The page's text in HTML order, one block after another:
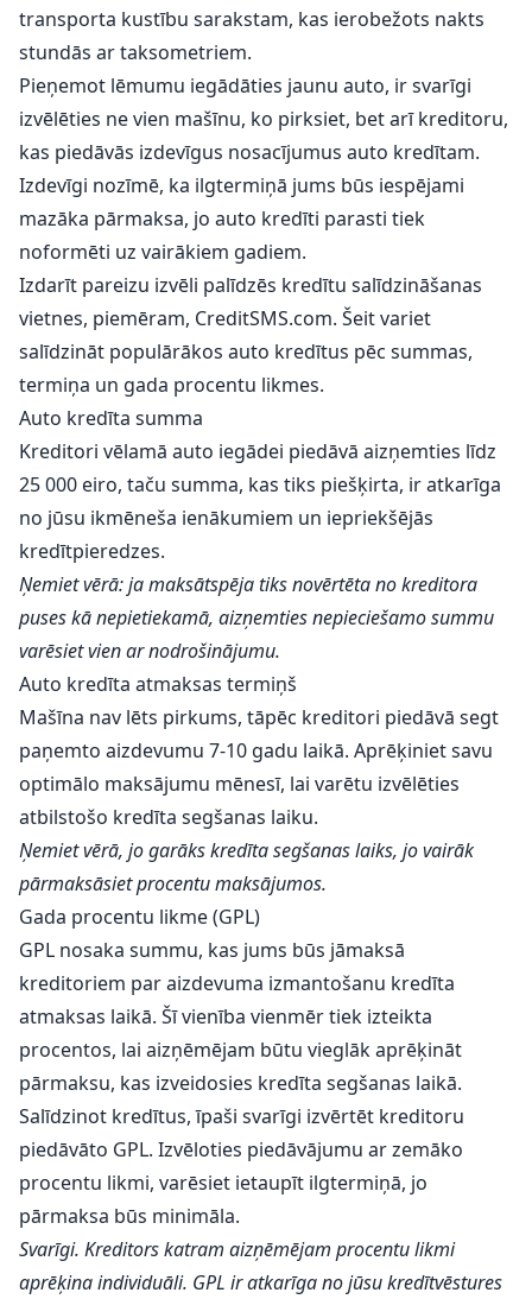
transporta kustību sarakstam, kas ierobežots nakts
stundās ar taksometriem.
Pieņemot lēmumu iegādāties jaunu auto, ir svarīgi
izvēlēties ne vien mašīnu, ko pirksiet, bet arī kreditoru,
kas piedāvās izdevīgus nosacījumus auto kredītam.
Izdevīgi nozīmē, ka ilgtermiņā jums būs iespējami
mazāka pārmaksa, jo auto kredīti parasti tiek
noformēti uz vairākiem gadiem.
Izdarīt pareizu izvēli palīdzēs kredītu salīdzināšanas
vietnes, piemēram, CreditSMS.com. Šeit variet
salīdzināt populārākos auto kredītus pēc summas,
termiņa un gada procentu likmes.
Auto kredīta summa
Kreditori vēlamā auto iegādei piedāvā aizņemties līdz
25 000 eiro, taču summa, kas tiks piešķirta, ir atkarīga
no jūsu ikmēneša ienākumiem un iepriekšējās
kredītpieredzes.
Ņemiet vērā: ja maksātspēja tiks novērtēta no kreditora
puses kā nepietiekamā, aizņemties nepieciešamo summu
varēsiet vien ar nodrošinājumu.
Auto kredīta atmaksas termiņš
Mašīna nav lēts pirkums, tāpēc kreditori piedāvā segt
paņemto aizdevumu 7-10 gadu laikā. Aprēķiniet savu
optimālo maksājumu mēnesī, lai varētu izvēlēties
atbilstošo kredīta segšanas laiku.
Ņemiet vērā, jo garāks kredīta segšanas laiks, jo vairāk
pārmaksāsiet procentu maksājumos.
Gada procentu likme (GPL)
GPL nosaka summu, kas jums būs jāmaksā
kreditoriem par aizdevuma izmantošanu kredīta
atmaksas laikā. Šī vienība vienmēr tiek izteikta
procentos, lai aizņēmējam būtu vieglāk aprēķināt
pārmaksu, kas izveidosies kredīta segšanas laikā.
Salīdzinot kredītus, īpaši svarīgi izvērtēt kreditoru
piedāvāto GPL. Izvēloties piedāvājumu ar zemāko
procentu likmi, varēsiet ietaupīt ilgtermiņā, jo
pārmaksa būs minimāla.
Svarīgi. Kreditors katram aizņēmējam procentu likmi
aprēķina individuāli. GPL ir atkarīga no jūsu kredītvēstures